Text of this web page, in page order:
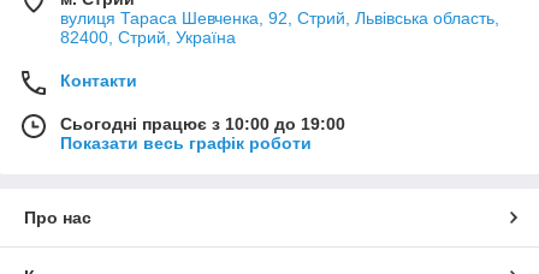
вулиця Тараса Шевченка, 92, Стрий, Львівська область,
82400, Стрий, Україна
Контакти
Сьогодні працює з 10:00 до 19:00
Показати весь графік роботи
Про нас